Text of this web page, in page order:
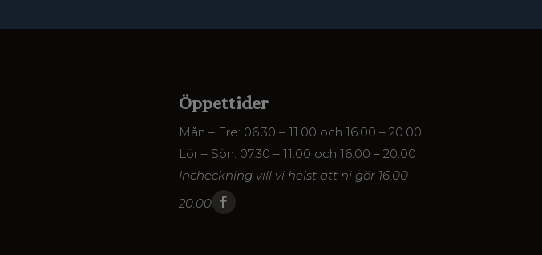
Öppettider
Mån – Fre: 06.30 – 11.00 och 16.00 – 20.00
Lör – Sön: 07.30 – 11.00 och 16.00 – 20.00
Incheckning vill vi helst att ni gör 16.00 –
20.00